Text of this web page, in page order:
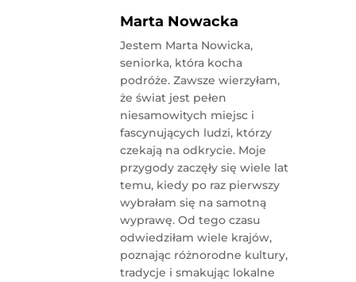
Marta Nowacka
Jestem Marta Nowicka,
seniorka, która kocha
podróże. Zawsze wierzyłam,
że świat jest pełen
niesamowitych miejsc i
fascynujących ludzi, którzy
czekają na odkrycie. Moje
przygody zaczęły się wiele lat
temu, kiedy po raz pierwszy
wybrałam się na samotną
wyprawę. Od tego czasu
odwiedziłam wiele krajów,
poznając różnorodne kultury,
tradycje i smakując lokalne